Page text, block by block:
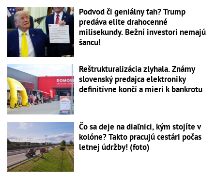
Podvod či geniálny ťah? Trump
predáva elite drahocenné
milisekundy. Bežní investori nemajú
šancu!
Reštrukturalizácia zlyhala. Známy
slovenský predajca elektroniky
definitívne končí a mieri k bankrotu
Čo sa deje na diaľnici, kým stojíte v
kolóne? Takto pracujú cestári počas
letnej údržby! (foto)